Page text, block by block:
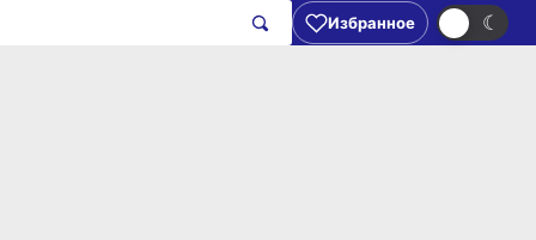
Избранное ☀ ☾